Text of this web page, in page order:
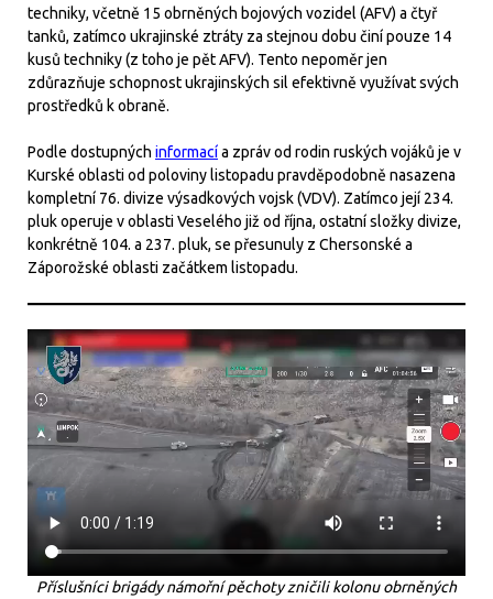
techniky, včetně 15 obrněných bojových vozidel (AFV) a čtyř
tanků, zatímco ukrajinské ztráty za stejnou dobu činí pouze 14
kusů techniky (z toho je pět AFV). Tento nepoměr jen
zdůrazňuje schopnost ukrajinských sil efektivně využívat svých
prostředků k obraně.
Podle dostupných informacía zpráv od rodin ruských vojáků je v
Kurské oblasti od poloviny listopadu pravděpodobně nasazena
kompletní 76. divize výsadkových vojsk (VDV). Zatímco její 234.
pluk operuje v oblasti Veselého již od října, ostatní složky divize,
konkrétně 104. a 237. pluk, se přesunuly z Chersonské a
Záporožské oblasti začátkem listopadu.
Příslušníci brigády námořní pěchoty zničili kolonu obrněných